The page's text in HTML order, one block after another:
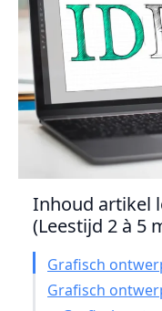
Inhoud artikel
(Leestijd 2 à 5
Grafisch
Grafisch